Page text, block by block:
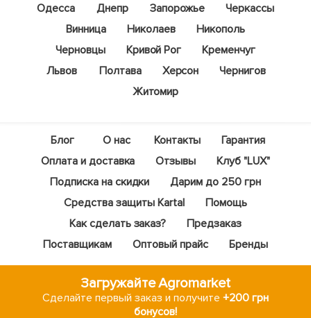
Одесса
Днепр Запорожье
Черкассы
Винница
Николаев
Никополь
Черновцы
Кривой Рог
Кременчуг
Львов
Полтава Херсон
Чернигов
Житомир
Блог О нас Контакты
Гарантия
Оплата и доставка
Отзывы
Клуб "LUX"
Подписка на скидки
Дарим до 250 грн
Средства защиты Kartal
Помощь
Как сделать заказ?
Предзаказ
Поставщикам
Оптовый прайс Бренды
Загружайте Agromarket
Сделайте первый заказ и получите +200 грн
бонусов!